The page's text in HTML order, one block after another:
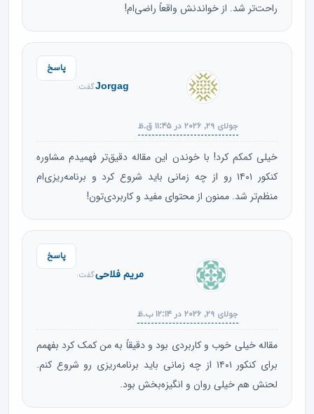
راحت‌تر شد. از خواندنش واقعاً راضی‌ام!
Jorgagگفت:
جولای ۲۹, ۲۰۲۶ در ۱۱:۴۵ ق.ظ
خیلی کمکم کرد! با خوندن این مقاله دقیق‌تر فهمیدم مشاوره
کنکور ۱۴۰۱ رو از چه زمانی باید شروع کرد و برنامه‌ریزی‌ام
منظم‌تر شد. ممنون از محتوای مفید و کاربردی‌تون!
پاسخ
مریم فلاحیگفت:
جولای ۲۹, ۲۰۲۶ در ۱۲:۱۴ ب.ظ
مقاله خیلی خوب و کاربردی بود و دقیقاً به من کمک کرد بفهمم
برای کنکور ۱۴۰۱ از چه زمانی باید برنامه‌ریزی رو شروع کنم.
لحنش هم خیلی روان و انگیزه‌بخش بود.
پاسخ